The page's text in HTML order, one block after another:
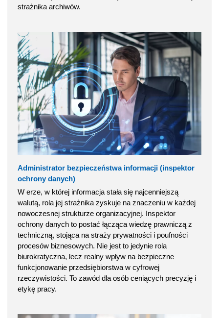
strażnika archiwów.
Administrator bezpieczeństwa informacji (inspektor
ochrony danych)
W erze, w której informacja stała się najcenniejszą
walutą, rola jej strażnika zyskuje na znaczeniu w każdej
nowoczesnej strukturze organizacyjnej. Inspektor
ochrony danych to postać łącząca wiedzę prawniczą z
techniczną, stojąca na straży prywatności i poufności
procesów biznesowych. Nie jest to jedynie rola
biurokratyczna, lecz realny wpływ na bezpieczne
funkcjonowanie przedsiębiorstwa w cyfrowej
rzeczywistości. To zawód dla osób ceniących precyzję i
etykę pracy.